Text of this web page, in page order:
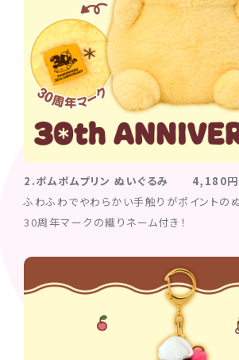
2.ポムポムプリン ぬいぐるみ 4,180円
ふわふわでやわらかい手触りがポイントのぬ
30周年マークの織りネーム付き！